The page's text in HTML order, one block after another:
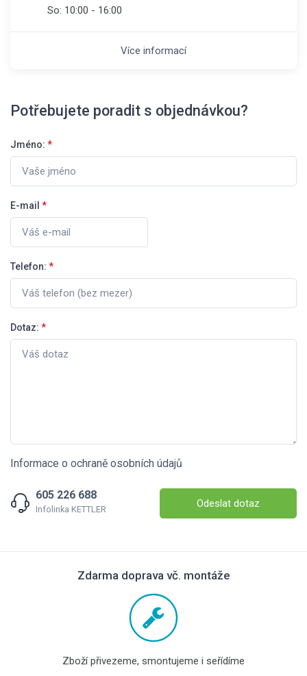
So: 10:00 - 16:00
Více informací
Potřebujete poradit s objednávkou?
Jméno: *
E-mail *
Telefon: *
Dotaz: *
Informace o ochraně osobních údajů
605 226 688
Infolinka KETTLER Odeslat dotaz
Zdarma doprava vč. montáže
Zboží přivezeme, smontujeme i seřídíme